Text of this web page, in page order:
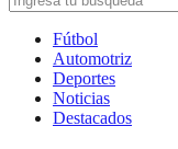
Fútbol
Automotriz
Deportes
Noticias
Destacados